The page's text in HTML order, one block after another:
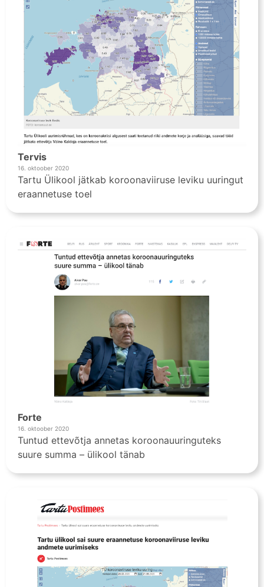
Tervis
16. oktoober 2020
Tartu Ülikool jätkab koroonaviiruse leviku uuringut
eraannetuse toel
Forte
16. oktoober 2020
Tuntud ettevõtja annetas koroonauuringuteks
suure summa – ülikool tänab